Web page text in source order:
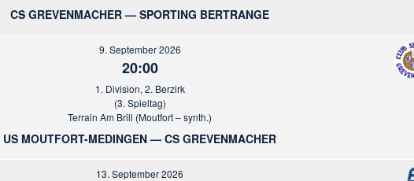
CS GREVENMACHER — SPORTING BERTRANGE
9. September 2026
20:00
1. Division, 2. Berzirk
(3. Spieltag)
Terrain Am Brill (Moutfort – synth.)
US MOUTFORT-MEDINGEN — CS GREVENMACHER
13. September 2026